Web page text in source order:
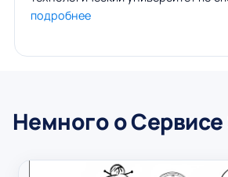
подробнее
Немного о